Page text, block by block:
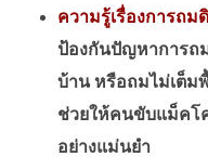
ความรู้เรื่องการถม
ป้องกันปัญหาการถ
บ้าน หรือถมไม่เต็ม
ช่วยให้คนขับแม็คโ
อย่างแม่นยำ